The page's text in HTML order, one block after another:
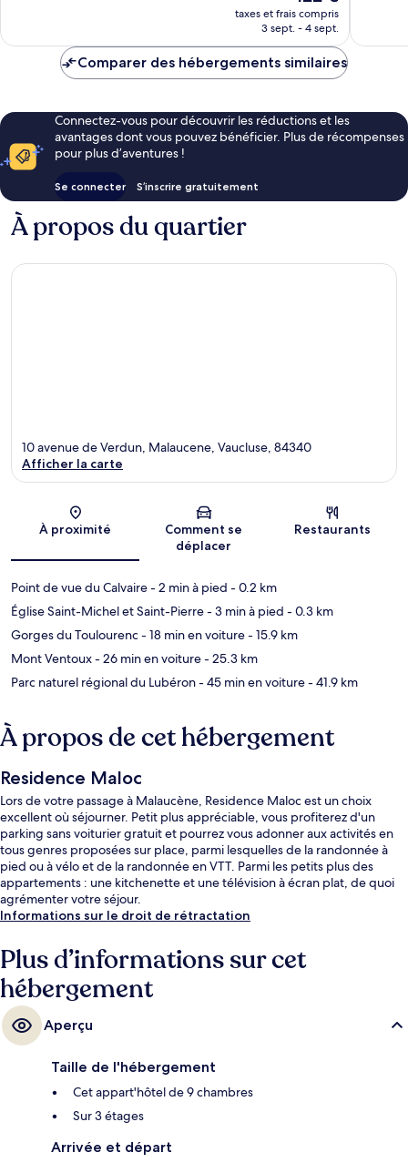
nouveau
prix
de
taxes et frais compris
3 sept. - 4 sept.
Comparer des hébergements similaires
Connectez-vous pour découvrir les réductions et les
avantages dont vous pouvez bénéficier. Plus de récompenses
pour plus d’aventures !
Se connecter S’inscrire gratuitement
À propos du quartier
Carte
10 avenue de Verdun, Malaucene, Vaucluse, 84340
Afficher la carte
À proximité
Comment se
déplacer
Restaurants
Point de vue du Calvaire- 2 min à pied - 0.2 km
Église Saint-Michel et Saint-Pierre- 3 min à pied - 0.3 km
Gorges du Toulourenc- 18 min en voiture- 15.9 km
Mont Ventoux- 26 min en voiture- 25.3 km
Parc naturel régional du Lubéron- 45 min en voiture- 41.9 km
À propos de cet hébergement
Residence Maloc
Lors de votre passage à Malaucène, Residence Maloc est un choix
excellent où séjourner. Petit plus appréciable, vous profiterez d'un
parking sans voiturier gratuit et pourrez vous adonner aux activités en
tous genres proposées sur place, parmi lesquelles de la randonnée à
pied ou à vélo et de la randonnée en VTT. Parmi les petits plus des
appartements : une kitchenette et une télévision à écran plat, de quoi
agrémenter votre séjour.
Informations sur le droit de rétractation
Plus d’informations sur cet
hébergement
Aperçu
Taille de l'hébergement
Cet appart'hôtel de 9 chambres
Sur 3 étages
Arrivée et départ